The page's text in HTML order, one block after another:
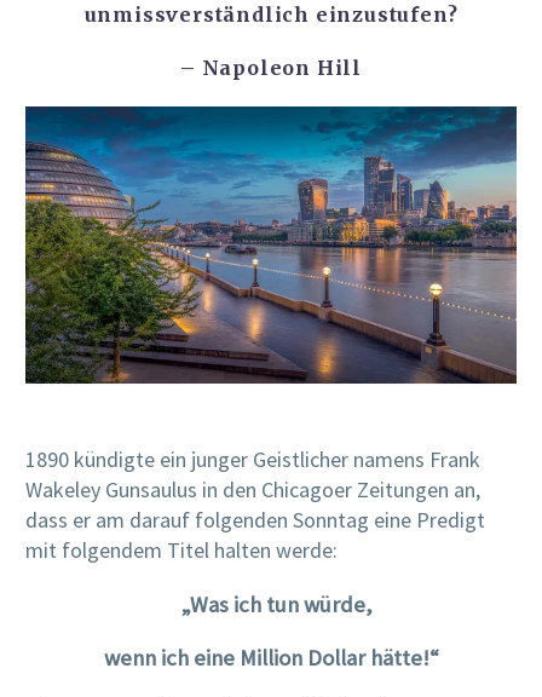
unmissverständlich einzustufen?
– Napoleon Hill
1890 kündigte ein junger Geistlicher namens Frank
Wakeley Gunsaulus in den Chicagoer Zeitungen an,
dass er am darauf folgenden Sonntag eine Predigt
mit folgendem Titel halten werde:
„Was ich tun würde,
wenn ich eine Million Dollar hätte!“